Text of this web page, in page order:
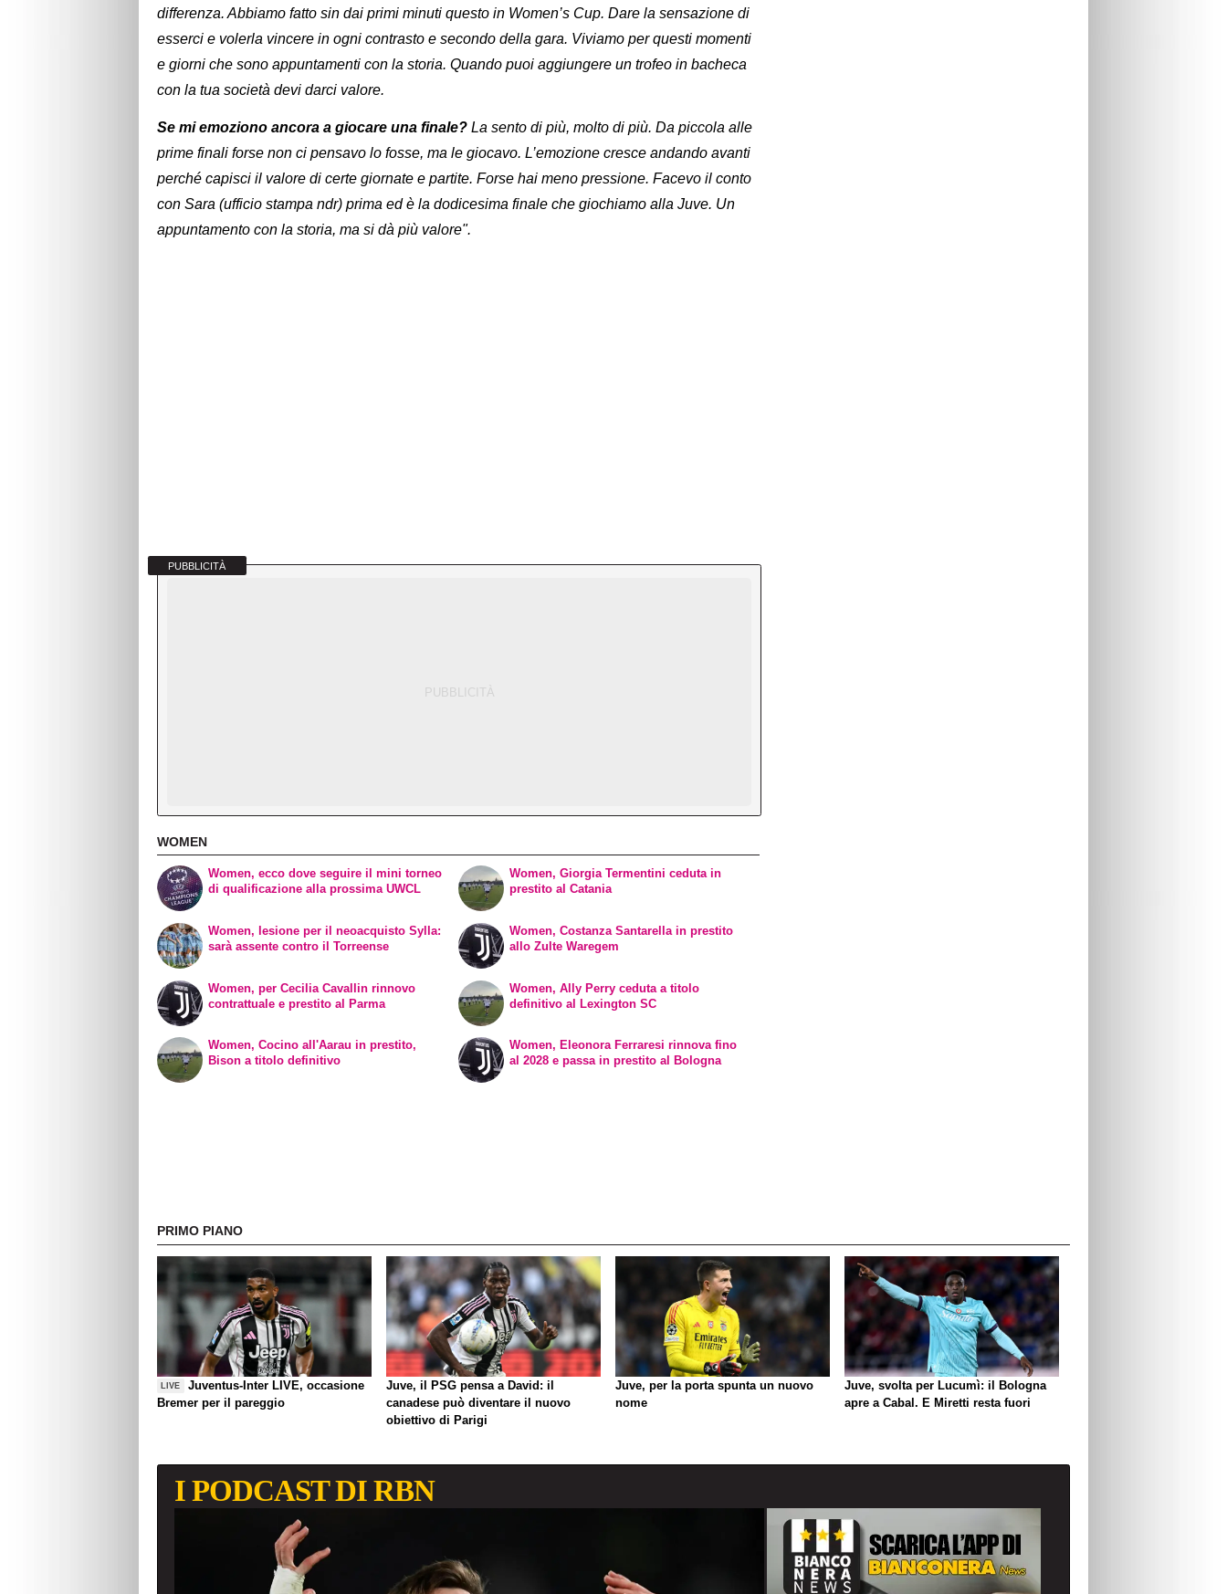
differenza. Abbiamo fatto sin dai primi minuti questo in Women’s Cup. Dare la sensazione di
esserci e volerla vincere in ogni contrasto e secondo della gara. Viviamo per questi momenti
e giorni che sono appuntamenti con la storia. Quando puoi aggiungere un trofeo in bacheca
con la tua società devi darci valore.
Se mi emoziono ancora a giocare una finale? La sento di più, molto di più. Da piccola alle
prime finali forse non ci pensavo lo fosse, ma le giocavo. L’emozione cresce andando avanti
perché capisci il valore di certe giornate e partite. Forse hai meno pressione. Facevo il conto
con Sara (ufficio stampa ndr) prima ed è la dodicesima finale che giochiamo alla Juve. Un
appuntamento con la storia, ma si dà più valore".
PUBBLICITÀ
WOMEN
Women, ecco dove seguire il mini torneo
di qualificazione alla prossima UWCL
Women, lesione per il neoacquisto Sylla:
sarà assente contro il Torreense
Women, Giorgia Termentini ceduta in
prestito al Catania
Women, Costanza Santarella in prestito
allo Zulte Waregem
Women, per Cecilia Cavallin rinnovo
contrattuale e prestito al Parma
Women, Cocino all'Aarau in prestito,
Bison a titolo definitivo
Women, Ally Perry ceduta a titolo
definitivo al Lexington SC
Women, Eleonora Ferraresi rinnova fino
al 2028 e passa in prestito al Bologna
PRIMO PIANO
LIVE
Juventus-Inter LIVE, occasione
Bremer per il pareggio
Juve, il PSG pensa a David: il
canadese può diventare il nuovo
obiettivo di Parigi
Juve, per la porta spunta un nuovo
nome
Juve, svolta per Lucumì: il Bologna
apre a Cabal. E Miretti resta fuori
I PODCAST DI RBN